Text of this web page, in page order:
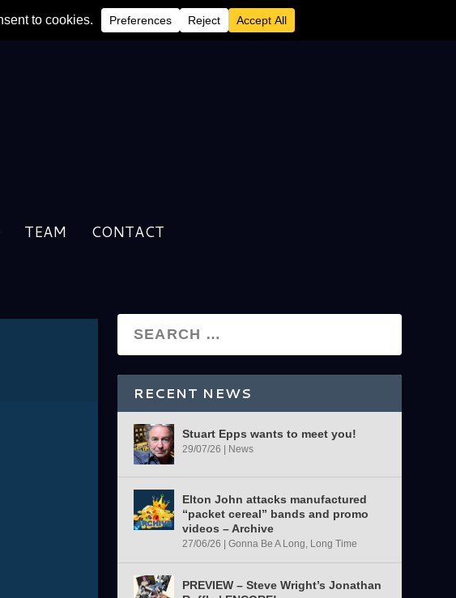
TEAM CONTACT
RECENT NEWS
Stuart Epps wants to meet you!
29/07/26 | News
Elton John attacks manufactured
“packet cereal” bands and promo
videos – Archive
27/06/26 | Gonna Be A Long, Long Time
PREVIEW – Steve Wright’s Jonathan